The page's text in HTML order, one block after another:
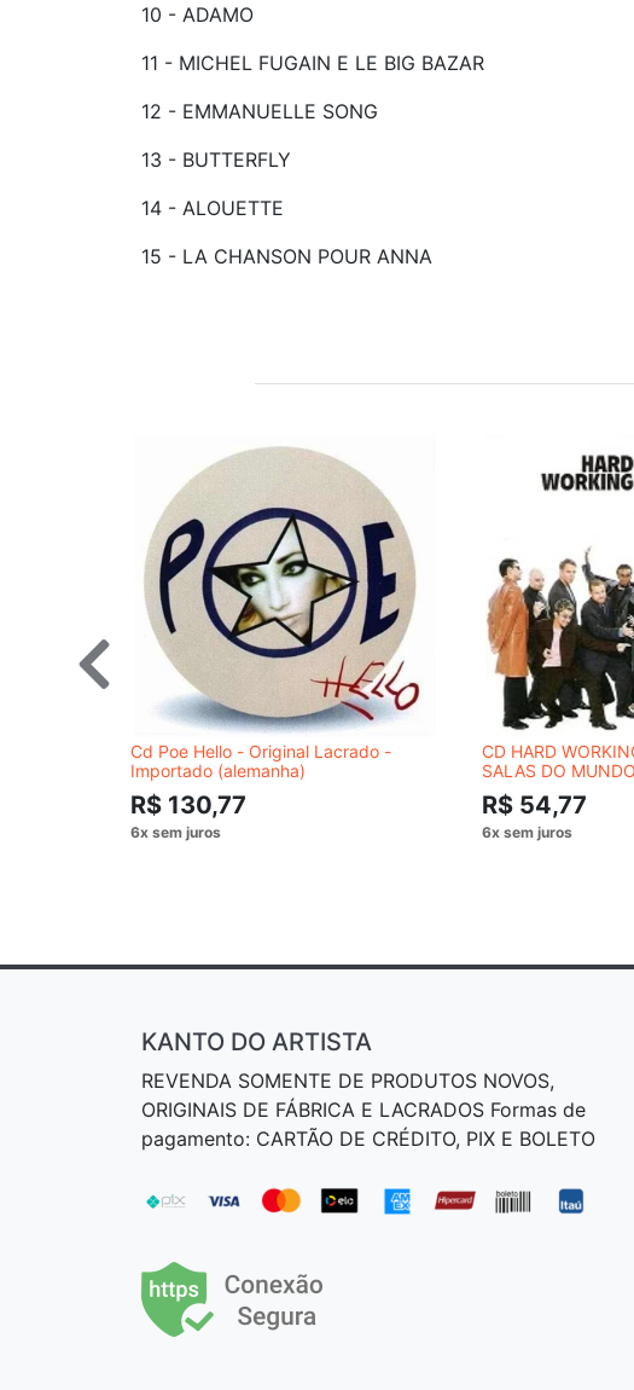
10 - ADAMO
11 - MICHEL FUGAIN E LE BIG BAZAR
12 - EMMANUELLE SONG
13 - BUTTERFLY
14 - ALOUETTE
15 - LA CHANSON POUR ANNA
Cd Poe Hello - Original Lacrado -
Importado (alemanha)
R$ 130,77
CD HARD
SALAS DO MUNDO
R$ 54,77
KANTO DO ARTISTA
REVENDA SOMENTE DE PRODUTOS NOVOS,
ORIGINAIS DE FÁBRICA E LACRADOS Formas de
pagamento: CARTÃO DE CRÉDITO, PIX E BOLETO